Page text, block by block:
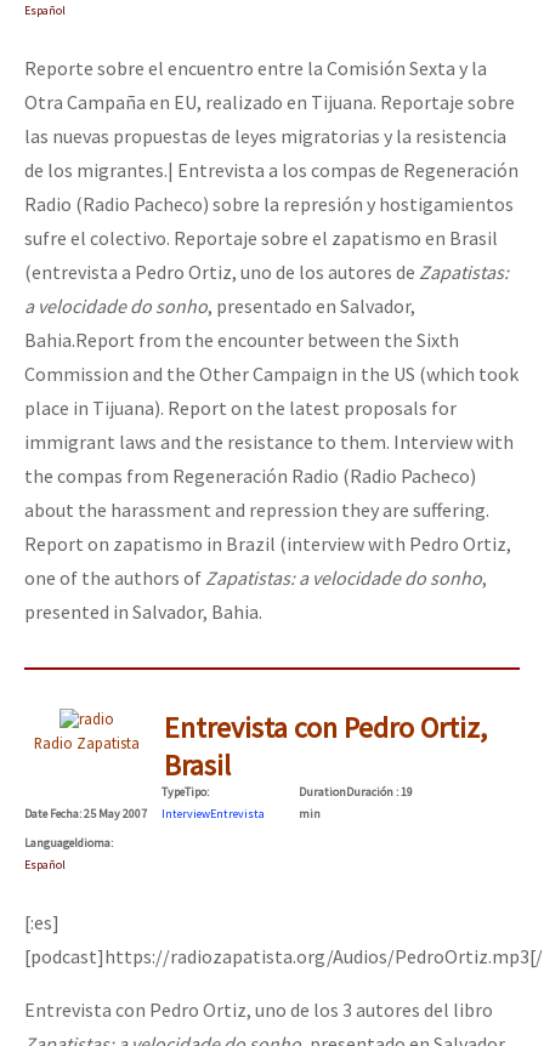
Español
Reporte sobre el encuentro entre la Comisión Sexta y la
Otra Campaña en EU, realizado en Tijuana. Reportaje sobre
las nuevas propuestas de leyes migratorias y la resistencia
de los migrantes.| Entrevista a los compas de Regeneración
Radio (Radio Pacheco) sobre la represión y hostigamientos
sufre el colectivo. Reportaje sobre el zapatismo en Brasil
(entrevista a Pedro Ortiz, uno de los autores de Zapatistas:
a velocidade do sonho, presentado en Salvador,
Bahia.Report from the encounter between the Sixth
Commission and the Other Campaign in the US (which took
place in Tijuana). Report on the latest proposals for
immigrant laws and the resistance to them. Interview with
the compas from Regeneración Radio (Radio Pacheco)
about the harassment and repression they are suffering.
Report on zapatismo in Brazil (interview with Pedro Ortiz,
one of the authors of Zapatistas: a velocidade do sonho,
presented in Salvador, Bahia.
Radio Zapatista
Entrevista con Pedro Ortiz,
Brasil
DateFecha: 25 May 2007
TypeTipo:
InterviewEntrevista
DurationDuración: 19
min
LanguageIdioma:
Español
[:es]
[podcast]https://radiozapatista.org/Audios/
Entrevista con Pedro Ortiz, uno de los 3 autores del libro